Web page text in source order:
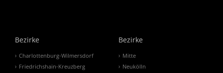
Bezirke
Charlottenburg-Wilmersdorf
Friedrichshain-Kreuzberg
Bezirke
Mitte
Neukölln